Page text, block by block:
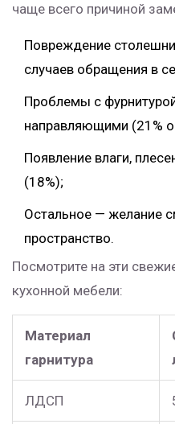
чаще всего причиной
Повреждение
случаев обращения в
Проблемы с
направляющими (21%
Появление влаги,
(18%);
Остальное — желание
пространство.
Посмотрите на эти
кухонной мебели:
Материал
гарнитура
ЛДСП